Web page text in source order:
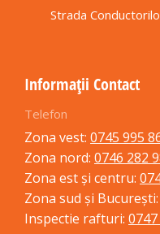
Strada
Informații Contact
Telefon
Zona vest: 0745 995
Zona nord: 0746 282
Zona est și centru:
Zona sud și București:
Inspectie rafturi: